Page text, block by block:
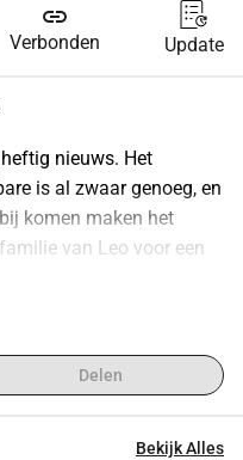
link
Verbonden Update
nieuws. Het
is al zwaar genoeg, en
komen maken het
van Leo voor een
moeten wij delen
de verslagenheid binnen
in woorden uit te
Delen
Bekijk Alles